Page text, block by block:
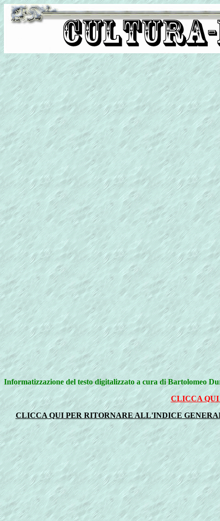
Informatizzazione del testo digitalizzato a cura di Bartolomeo
CLICCA
CLICCA QUI PER RITORNARE ALL'INDICE